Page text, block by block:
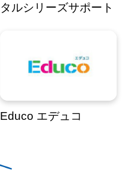
タルシリーズサポート
Educo エデュコ